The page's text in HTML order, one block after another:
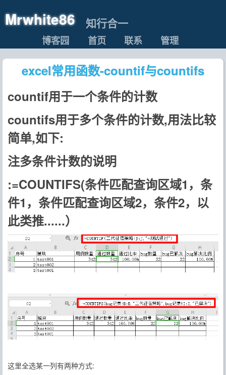
Mrwhite86 知行合一
博客园 首页 联系 管理
excel常用函数-countif与countifs
countif用于一个条件的计数
countifs用于多个条件的计数,用法比较
简单,如下:
注多条件计数的说明
:=COUNTIFS(条件匹配查询区域1，条
件1，条件匹配查询区域2，条件2，以
此类推......）
这里全选某一列有两种方式: